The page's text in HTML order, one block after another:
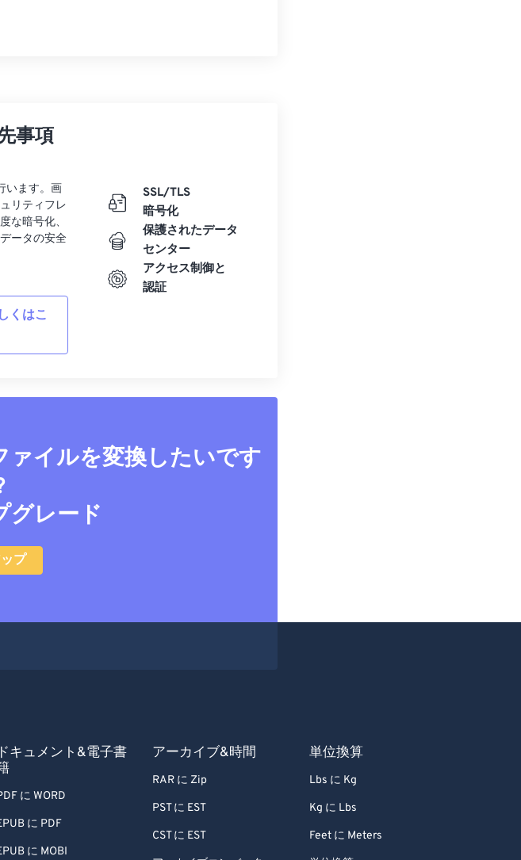
事項
います。画
リティフレ
な暗号化、
ータの安全
くはこ
SSL/TLS
暗号化
保護されたデータ
センター
アクセス制御と
認証
ァイルを変換したいです
グレード
プ
ドキュメント&電子書
に WORD
に PDF
に MOBI
アーカイブ&時間
RAR に Zip
PST に EST
CST に EST
単位換算
Lbs に Kg
Kg に Lbs
Feet に Meters